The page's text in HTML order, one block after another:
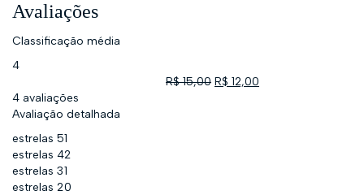
Avaliações
Classificação média
4
R$15,00 R$ 12,00
4 avaliações
Avaliação detalhada
estrelas 51
estrelas 42
estrelas 31
estrelas 20